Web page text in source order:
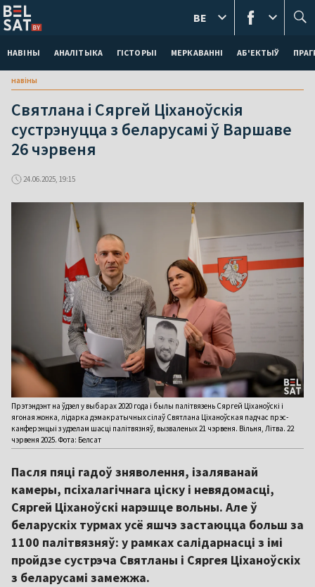
НАВІНЫ АНАЛІТЫКА ГІСТОРЫІ МЕРКАВАННI АБ'ЕКТЫЎ
BE
навіны
Святлана і Сяргей Ціханоўскія
сустрэнуцца з беларусамі ў Варшаве
26 чэрвеня
24.06.2025, 19:15
Прэтэндэнт на ўдзел у выбарах 2020 года і былы палітвязень Сяргей Ціханоўскі і
ягоная жонка, лідарка дэмакратычных сілаў Святлана Ціханоўская падчас прэс-
канферэнцыі з удзелам шасці палітвязняў, вызваленых 21 чэрвеня. Вільня, Літва. 22
чэрвеня 2025. Фота: Белсат
Пасля пяці гадоў зняволення, ізаляванай
камеры, псіхалагічнага ціску і невядомасці,
Сяргей Ціханоўскі нарэшце вольны. Але ў
беларускіх турмах усё яшчэ застаюцца больш за
1100 палітвязняў: у рамках салідарнасці з імі
пройдзе сустрэча Святланы і Сяргея Ціханоўскіх
з беларусамі замежжа.